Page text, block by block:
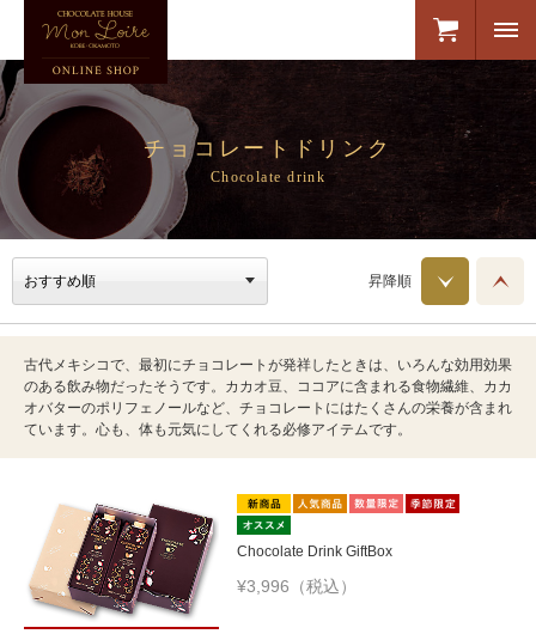
チョコレートドリンク
Chocolate drink
昇降順
古代メキシコで、最初にチョコレートが発祥したときは、いろんな効用効果
のある飲み物だったそうです。カカオ豆、ココアに含まれる食物繊維、カカ
オバターのポリフェノールなど、チョコレートにはたくさんの栄養が含まれ
ています。心も、体も元気にしてくれる必修アイテムです。
Chocolate Drink GiftBox
¥3,996（税込）